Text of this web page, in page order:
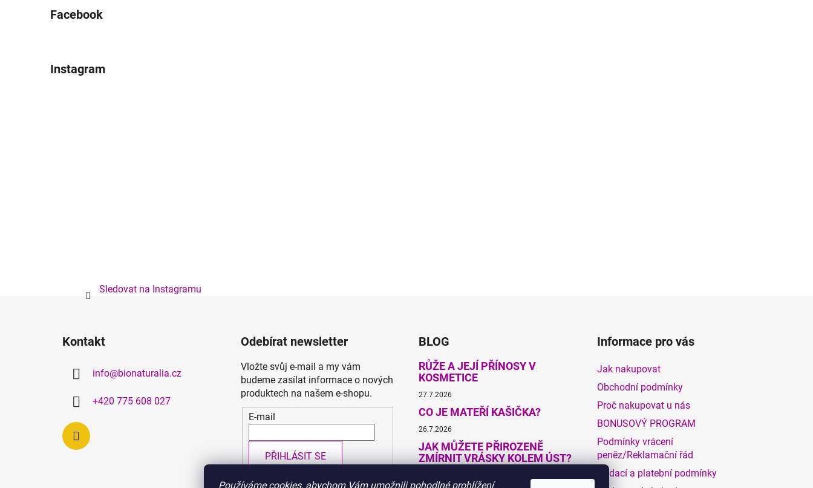
Používáme cookies, abychom Vám umožnili pohodlné prohlížení
Facebook
Instagram
Sledovat na Instagramu
Kontakt
info@bionaturalia.cz
+420 775 608 027
Odebírat newsletter
Vložte svůj e-mail a my vám
budeme zasílat informace o nových
produktech na našem e-shopu.
E-mail
PŘIHLÁSIT SE
BLOG
RŮŽE A JEJÍ PŘÍNOSY V
KOSMETICE
27.7.2026
CO JE MATEŘÍ KAŠIČKA?
26.7.2026
JAK MŮŽETE PŘIROZENĚ
ZMÍRNIT VRÁSKY KOLEM ÚST?
Informace pro vás
Jak nakupovat
Obchodní podmínky
Proč nakupovat u nás
BONUSOVÝ PROGRAM
Podmínky vrácení
peněz/Reklamační řád
Dodací a platební podmínky